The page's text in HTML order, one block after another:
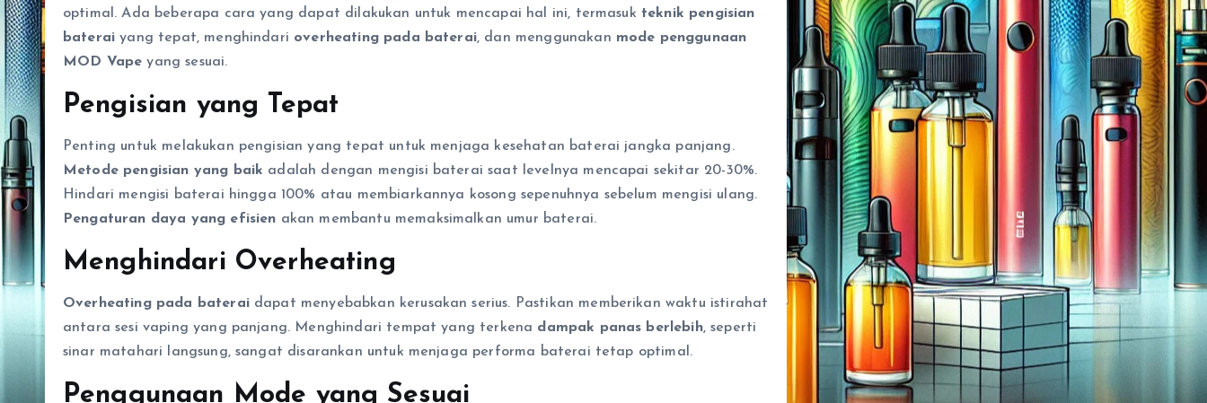
optimal. Ada beberapa cara yang dapat dilakukan untuk mencapai hal ini, termasuk teknik pengisian
baterai yang tepat, menghindari overheating pada baterai, dan menggunakan mode penggunaan
MOD Vape yang sesuai.
Pengisian yang Tepat
Penting untuk melakukan pengisian yang tepat untuk menjaga kesehatan baterai jangka panjang.
Metode pengisian yang baik adalah dengan mengisi baterai saat levelnya mencapai sekitar 20-30%.
Hindari mengisi baterai hingga 100% atau membiarkannya kosong sepenuhnya sebelum mengisi ulang.
Pengaturan daya yang efisien akan membantu memaksimalkan umur baterai.
Menghindari Overheating
Overheating pada bateraidapat menyebabkan kerusakan serius. Pastikan memberikan waktu istirahat
antara sesi vaping yang panjang. Menghindari tempat yang terkena dampak panas berlebih, seperti
sinar matahari langsung, sangat disarankan untuk menjaga performa baterai tetap optimal.
Penggunaan Mode yang Sesuai